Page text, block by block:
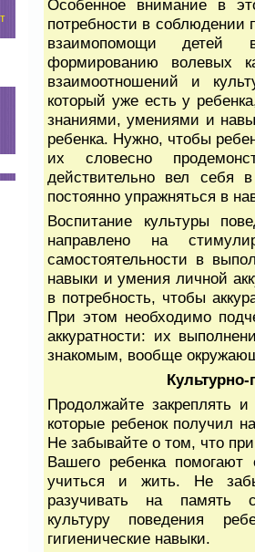
Особенное внимание в
потребности в соблюдении
взаимопомощи детей
формированию волевых
взаимоотношений и
который уже есть у
знаниями, умениями и
ребенка. Нужно, чтобы
их словесно
действительно вел себя
постоянно упражняться в
Воспитание культуры
направлено на
самостоятельности в
навыки и умения личной
в потребность, чтобы
При этом необходимо
аккуратности: их
знакомым, вообще
Продолжайте закреплять
которые ребенок получил
Не забывайте о том, что
Вашего ребенка
учиться и жить. Не
разучивать на память
культуру поведения
гигиенические навыки.